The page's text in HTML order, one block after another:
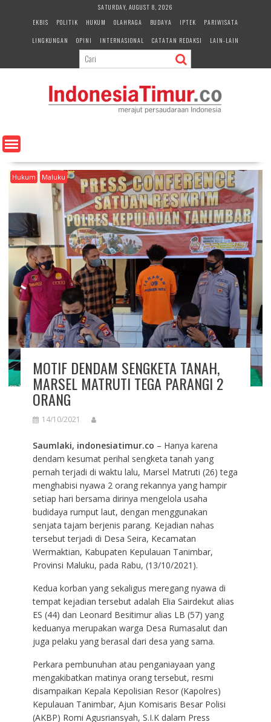
e
n
SATURDAY, AUGUST 8, 2026
EKBIS
POLITIK HUKUM OLAHRAGA BUDAYA IPTEK
PARIWISATA
LINGKUNGAN
OPINI INTERNASIONAL CATATAN REDAKSI LAIN-LAIN
Hukum Maluku
MOTIF DENDAM SENGKETA TANAH,
MARSEL MATRUTI TEGA PARANGI 2
ORANG
14/10/2021
Saumlaki, indonesiatimur.co – Hanya karena
dendam kesumat perihal sengketa tanah yang
pernah terjadi di waktu lalu, Marsel Matruti (26) tega
menghabisi nyawa 2 orang rekannya yang hampir
setiap hari bersama dirinya mengelola usaha
budidaya rumput laut, dengan menggunakan
senjata tajam berjenis parang. Kejadian nahas
tersebut terjadi di Desa Seira, Kecamatan
Wermaktian, Kabupaten Kepulauan Tanimbar,
Provinsi Maluku, pada Rabu, (13/10/2021).
Kedua korban yang sekaligus meregang nyawa di
tempat kejadian tersebut adalah Elia Sairdekut alias
ES (44) dan Leonard Besitimur alias LB (57) yang
keduanya merupakan warga Desa Rumasalut dan
juga pelaku yang berasal dari desa yang sama.
Perkara pembunuhan atau penganiayaan yang
mengakibatkan matinya orang tersebut, resmi
disampaikan Kepala Kepolisian Resor (Kapolres)
Kepulauan Tanimbar, Ajun Komisaris Besar Polisi
(AKBP) Romi Agusriansyah, S.I.K dalam Press